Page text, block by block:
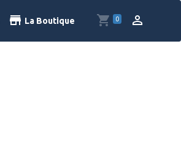
La Boutique 0